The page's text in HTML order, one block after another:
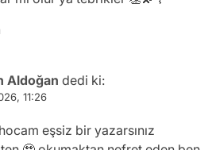
Aldoğan dedi ki:
11:26
eşsiz bir yazarsınız